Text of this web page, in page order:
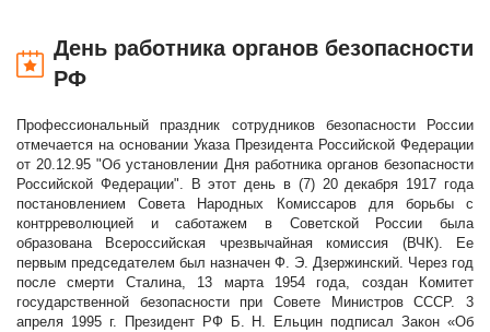
День работника органов безопасности
РФ
Профессиональный праздник сотрудников безопасности России
отмечается на основании Указа Президента Российской Федерации
от 20.12.95 "Об установлении Дня работника органов безопасности
Российской Федерации". В этот день в (7) 20 декабря 1917 года
постановлением Совета Народных Комиссаров для борьбы с
контрреволюцией и саботажем в Советской России была
образована Всероссийская чрезвычайная комиссия (ВЧК). Ее
первым председателем был назначен Ф. Э. Дзержинский. Через год
после смерти Сталина, 13 марта 1954 года, создан Комитет
государственной безопасности при Совете Министров СССР. 3
апреля 1995 г. Президент РФ Б. Н. Ельцин подписал Закон «Об